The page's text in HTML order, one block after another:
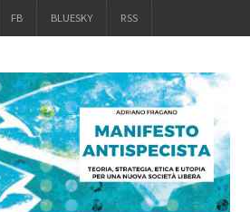
FB BLUESKY RSS